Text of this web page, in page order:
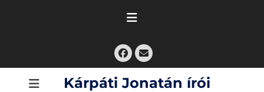
Facebook
Email
Kárpáti Jonatán írói